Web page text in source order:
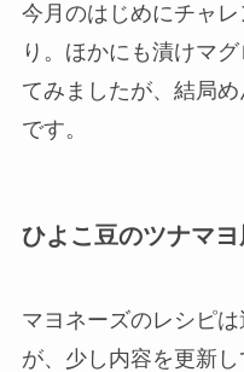
今月のはじめにチャ
り。ほかにも漬けマ
てみましたが、結局
です。
ひよこ豆のツナマヨ
マヨネーズのレシピ
が、少し内容を更新